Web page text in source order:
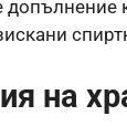
допълнение
на